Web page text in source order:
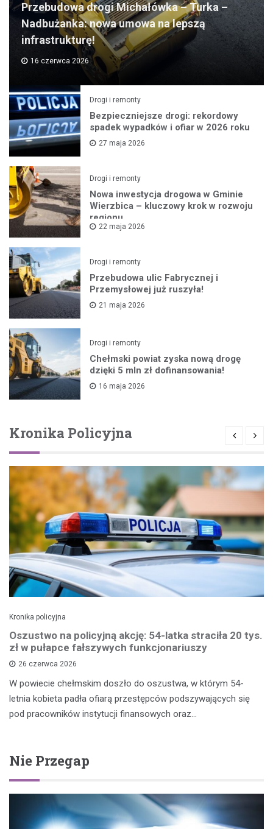
Przebudowa drogi Michałówka – Turka –
Nadbużanka: nowa umowa na lepszą
infrastrukturę!
16 czerwca 2026
Drogi i remonty
Bezpieczniejsze drogi: rekordowy
spadek wypadków i ofiar w 2026 roku
27 maja 2026
Drogi i remonty
Nowa inwestycja drogowa w Gminie
Wierzbica – kluczowy krok w rozwoju
regionu
22 maja 2026
Drogi i remonty
Przebudowa ulic Fabrycznej i
Przemysłowej już ruszyła!
21 maja 2026
Drogi i remonty
Chełmski powiat zyska nową drogę
dzięki 5 mln zł dofinansowania!
16 maja 2026
Kronika Policyjna
Kronika policyjna
Oszustwo na policyjną akcję: 54-latka straciła 20 tys.
zł w pułapce fałszywych funkcjonariuszy
26 czerwca 2026
W powiecie chełmskim doszło do oszustwa, w którym 54-
letnia kobieta padła ofiarą przestępców podszywających się
pod pracowników instytucji finansowych oraz…
Nie Przegap